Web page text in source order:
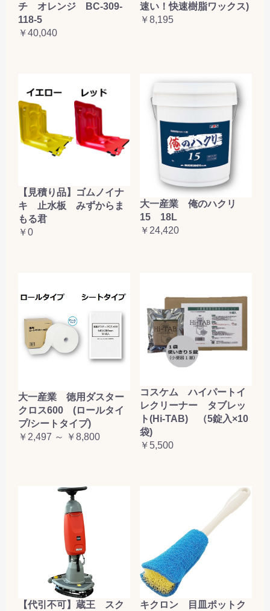
チ オレンジ BC-309-
118-5
￥40,040
速い！快速樹脂ワックス)
￥8,195
【見積り品】ゴムノイナ
キ 止水板 みずからま
もる君
￥0
大一産業 俺のハクリ
15 18L
￥24,420
大一産業 徳用ダスター
クロス600 (ロールタイ
プ/シートタイプ)
￥2,497 ～ ￥8,800
コスケム ハイパートイ
レクリーナー タブレッ
ト(Hi-TAB) （5錠入×10
袋)
￥5,500
【代引不可】蔵王 スク
キクロン 目皿ポットク